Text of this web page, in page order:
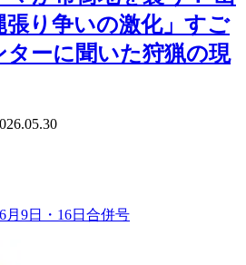
張り争いの激化」すご
ターに聞いた狩猟の現
月9日・16日合併号